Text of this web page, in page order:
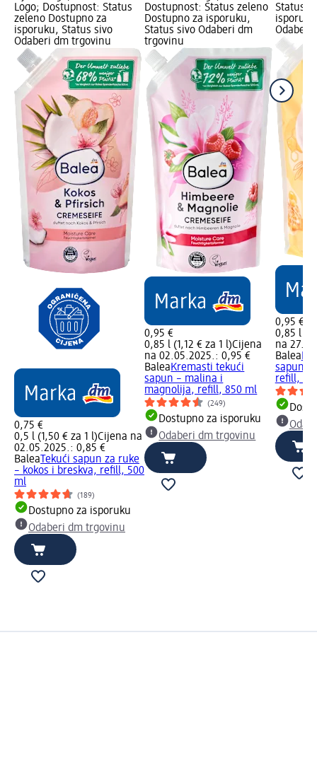
Logo; Dostupnost: Status
zeleno Dostupno za
isporuku, Status sivo
Odaberi dm trgovinu
0,75 €
0,5 l (1,50 € za 1 l)Cijena na
02.05.2025.: 0,85 €
Balea Tekući sapun za ruke
– kokos i breskva, refill, 500
ml
(189)
Dostupno za isporuku
Odaberi dm trgovinu
Dostupnost: Status zeleno
Dostupno za isporuku,
Status sivo Odaberi dm
trgovinu
0,95 €
0,85 l (1,12 € za 1 l)Cijena
na 02.05.2025.: 0,95 €
BaleaKremasti tekući
sapun – malina i
magnolija, refill, 850 ml
(249)
Dostupno za isporuku
Odaberi dm trgovinu
Status
Odaberi
0,95 €
0,85 l
na
Balea
sapun –
refill,